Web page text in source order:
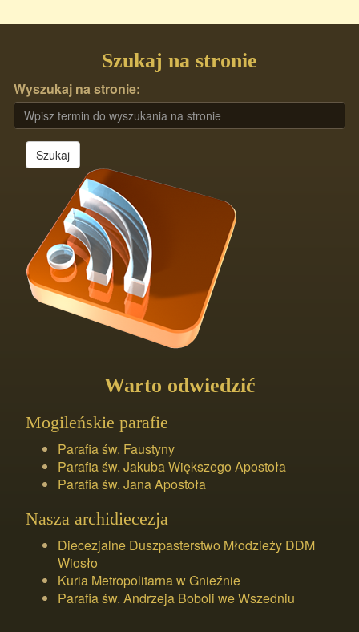
Szukaj na stronie
Wyszukaj na stronie:
Szukaj
Warto odwiedzić
Mogileńskie parafie
Parafia św. Faustyny
Parafia św. Jakuba Większego Apostoła
Parafia św. Jana Apostoła
Nasza archidiecezja
Diecezjalne Duszpasterstwo Młodzieży DDM
Wiosło
Kuria Metropolitarna w Gnieźnie
Parafia św. Andrzeja Boboli we Wszedniu